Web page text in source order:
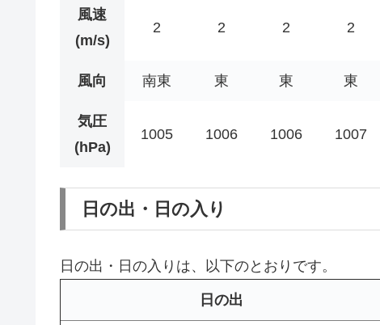
風速
(m/s)
2 2 2 2
風向 南東 東 東 東
気圧
(hPa)
1005 1006 1006 1007
日の出・日の入り
日の出・日の入りは、以下のとおりです。
日の出